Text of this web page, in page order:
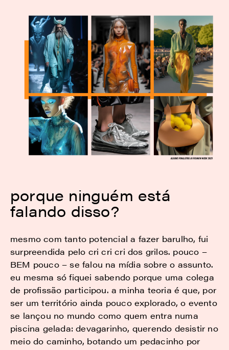
porque ninguém está
falando disso?
mesmo com tanto potencial a fazer barulho, fui
surpreendida pelo cri cri cri dos grilos. pouco –
BEM pouco – se falou na mídia sobre o assunto.
eu mesma só fiquei sabendo porque uma colega
de profissão participou. a minha teoria é que, por
ser um território ainda pouco explorado, o evento
se lançou no mundo como quem entra numa
piscina gelada: devagarinho, querendo desistir no
meio do caminho, botando um pedacinho por